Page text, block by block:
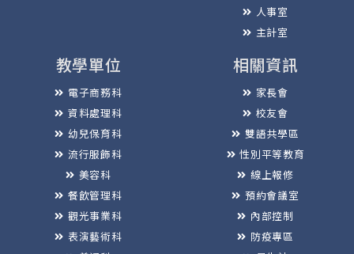
人事室
主計室
教學單位
電子商務科
資料處理科
幼兒保育科
流行服飾科
美容科
餐飲管理科
觀光事業科
表演藝術科
相關資訊
家長會
校友會
雙語共學區
性別平等教育
線上報修
預約會議室
內部控制
防疫專區